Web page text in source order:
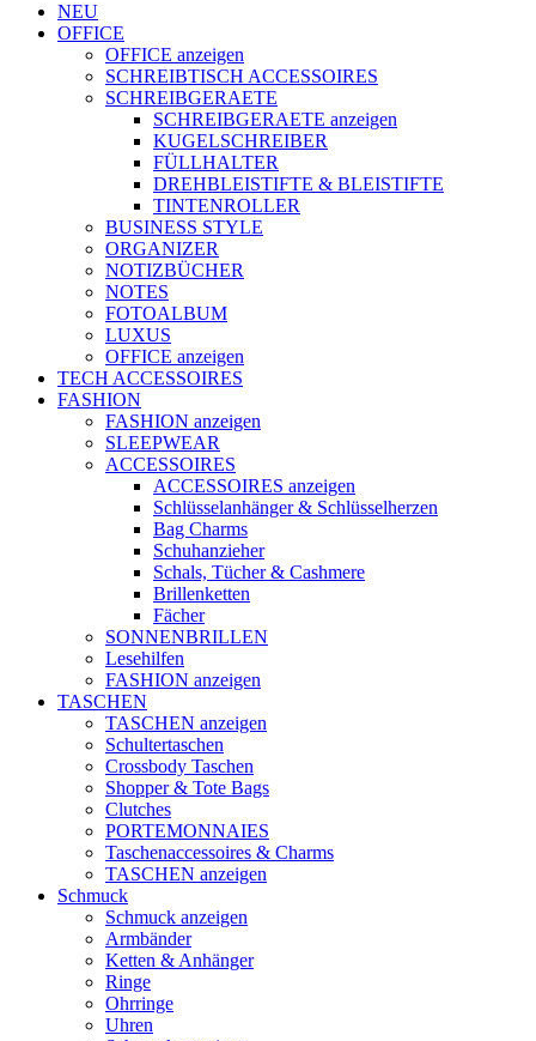
NEU
OFFICE
OFFICE anzeigen
SCHREIBTISCH ACCESSOIRES
SCHREIBGERAETE
SCHREIBGERAETE anzeigen
KUGELSCHREIBER
FÜLLHALTER
DREHBLEISTIFTE & BLEISTIFTE
TINTENROLLER
BUSINESS STYLE
ORGANIZER
NOTIZBÜCHER
NOTES
FOTOALBUM
LUXUS
OFFICE anzeigen
TECH ACCESSOIRES
FASHION
FASHION anzeigen
SLEEPWEAR
ACCESSOIRES
ACCESSOIRES anzeigen
Schlüsselanhänger & Schlüsselherzen
Bag Charms
Schuhanzieher
Schals, Tücher & Cashmere
Brillenketten
Fächer
SONNENBRILLEN
Lesehilfen
FASHION anzeigen
TASCHEN
TASCHEN anzeigen
Schultertaschen
Crossbody Taschen
Shopper & Tote Bags
Clutches
PORTEMONNAIES
Taschenaccessoires & Charms
TASCHEN anzeigen
Schmuck
Schmuck anzeigen
Armbänder
Ketten & Anhänger
Ringe
Ohrringe
Uhren